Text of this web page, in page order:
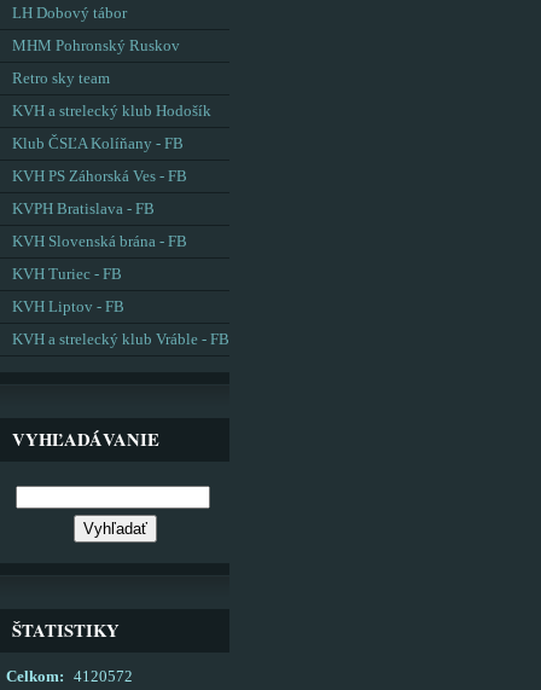
LH Dobový tábor
MHM Pohronský Ruskov
Retro sky team
KVH a strelecký klub Hodošík
Klub ČSĽA Kolíňany - FB
KVH PS Záhorská Ves - FB
KVPH Bratislava - FB
KVH Slovenská brána - FB
KVH Turiec - FB
KVH Liptov - FB
KVH a strelecký klub Vráble - FB
VYHĽADÁVANIE
ŠTATISTIKY
Celkom:
4120572